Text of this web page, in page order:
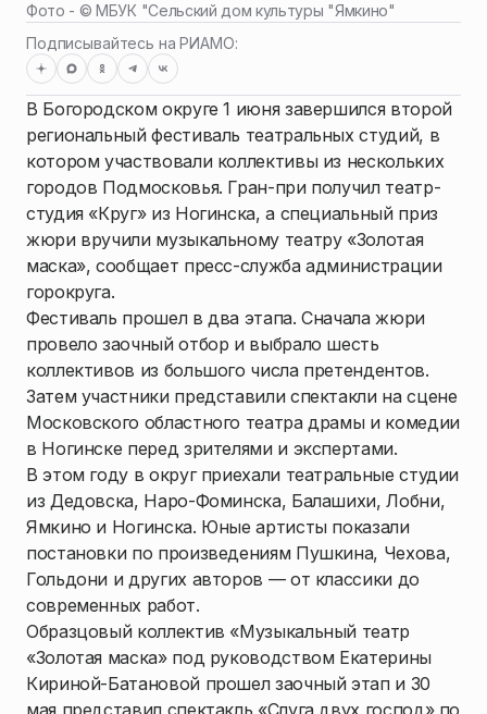
Фото - ©МБУК "Сельский дом культуры "Ямкино"
Подписывайтесь на РИАМО:
В Богородском округе 1 июня завершился второй
региональный фестиваль театральных студий, в
котором участвовали коллективы из нескольких
городов Подмосковья. Гран-при получил театр-
студия «Круг» из Ногинска, а специальный приз
жюри вручили музыкальному театру «Золотая
маска», сообщает пресс-служба администрации
горокруга.
Фестиваль прошел в два этапа. Сначала жюри
провело заочный отбор и выбрало шесть
коллективов из большого числа претендентов.
Затем участники представили спектакли на сцене
Московского областного театра драмы и комедии
в Ногинске перед зрителями и экспертами.
В этом году в округ приехали театральные студии
из Дедовска, Наро-Фоминска, Балашихи, Лобни,
Ямкино и Ногинска. Юные артисты показали
постановки по произведениям Пушкина, Чехова,
Гольдони и других авторов — от классики до
современных работ.
Образцовый коллектив «Музыкальный театр
«Золотая маска» под руководством Екатерины
Кириной-Батановой прошел заочный этап и 30